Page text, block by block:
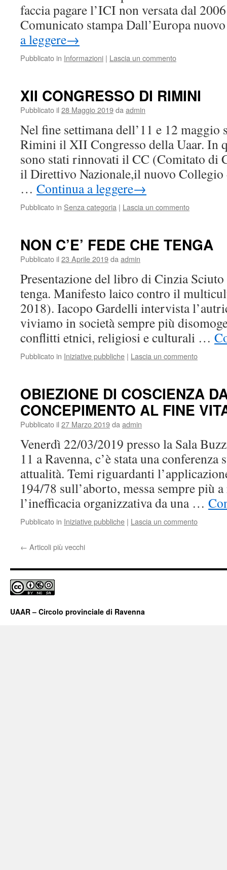
faccia pagare l’ICI non versata dal
Comunicato stampa Dall’Europa
a leggere→
Pubblicato in Informazioni | Lascia un commento
XII CONGRESSO DI RIMINI
Pubblicato il 28 Maggio 2019da admin
Nel fine settimana dell’11 e 12 maggio
Rimini il XII Congresso della Uaar. In
sono stati rinnovati il CC (Comitato di
il Direttivo Nazionale,il nuovo
… Continua a leggere→
Pubblicato in Senza categoria | Lascia un commento
NON C’E’ FEDE CHE TENGA
Pubblicato il 23 Aprile 2019da admin
Presentazione del libro di Cinzia Sciuto
tenga. Manifesto laico contro il
2018). Iacopo Gardelli intervista
viviamo in società sempre più
conflitti etnici, religiosi e culturali …
Pubblicato in Iniziative pubbliche | Lascia un commento
OBIEZIONE DI COSCIENZA
CONCEPIMENTO AL FINE
Pubblicato il 27 Marzo 2019da admin
Venerdì 22/03/2019 presso la Sala
11 a Ravenna, c’è stata una
attualità. Temi riguardanti
194/78 sull’aborto, messa sempre più
l’inefficacia organizzativa da una …
Pubblicato in Iniziative pubbliche | Lascia un commento
← Articoli più vecchi
UAAR – Circolo provinciale di Ravenna